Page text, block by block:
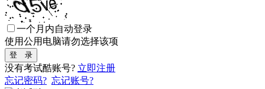
一个月内自动登录
使用公用电脑请勿选择该项
登 录
没有考试酷账号? 立即注册
忘记密码? 忘记账号?